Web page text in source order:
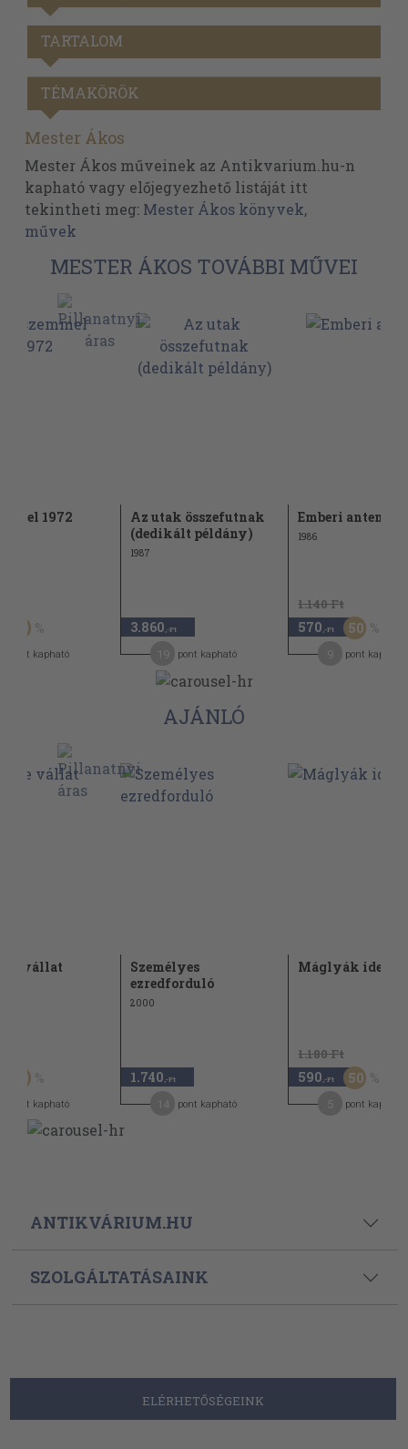
TARTALOM
TÉMAKÖRÖK
Mester Ákos
Mester Ákos műveinek az Antikvarium.hu-n
kapható vagy előjegyezhető listáját itt
tekintheti meg: Mester Ákos könyvek,
művek
MESTER ÁKOS TOVÁBBI MŰVEI
1972
50
pont kapható
Az utak összefutnak
(dedikált példány)
1987
3.860 ,-Ft
pont kapható
Emberi antenna
1986
1.140 Ft
570 ,-Ft 50
pont kapható
AJÁNLÓ
e vállat
50
pont kapható
Személyes
ezredforduló
2000
1.740 ,-Ft
pont kapható
Máglyák ideje
1.180 Ft
590 ,-Ft 50
pont kapható
ANTIKVÁRIUM.HU
SZOLGÁLTATÁSAINK
ELÉRHETŐSÉGEINK